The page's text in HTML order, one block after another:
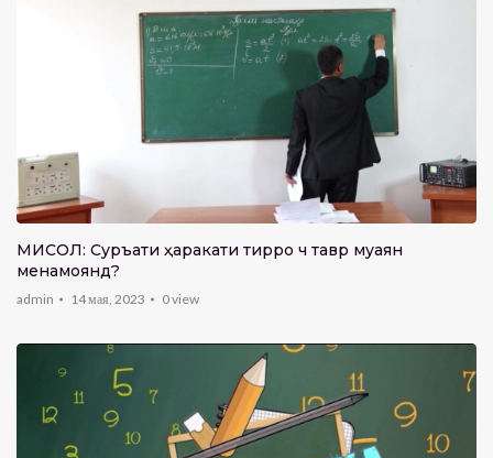
МИСОЛ: Суръати ҳаракати тирро чӣ тавр муаян
менамоянд?
admin 14 мая, 2023 0view